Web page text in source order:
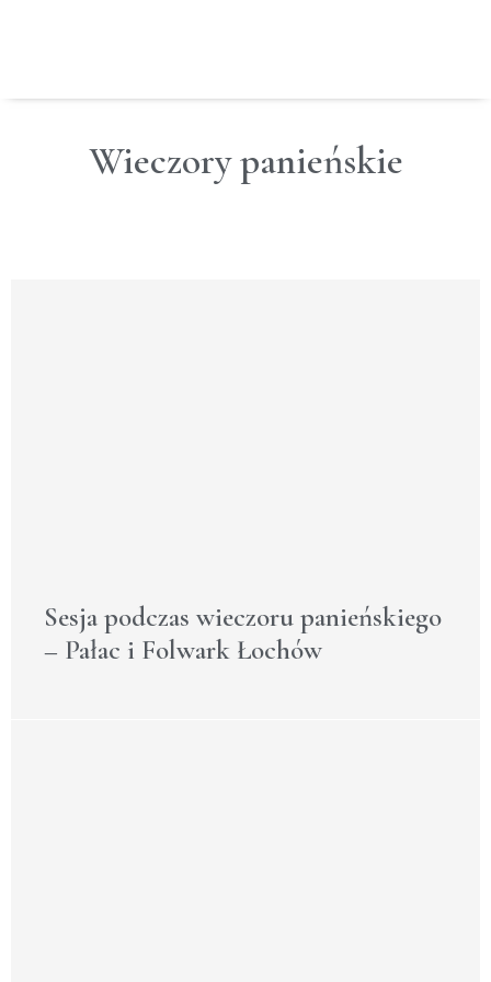
Wieczory panieńskie
Sesja podczas wieczoru panieńskiego
– Pałac i Folwark Łochów